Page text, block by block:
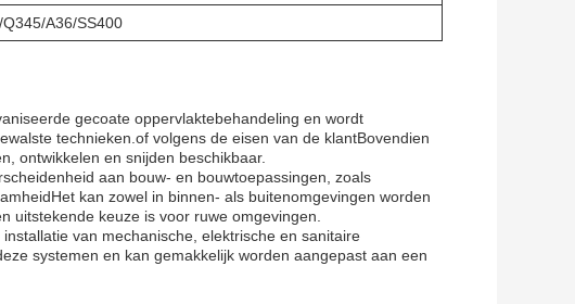
A36/SS400
gecoate oppervlaktebehandeling en wordt
technieken.of volgens de eisen van de klantBovendien
ontwikkelen en snijden beschikbaar.
aan bouw- en bouwtoepassingen, zoals
kan zowel in binnen- als buitenomgevingen worden
uitstekende keuze is voor ruwe omgevingen.
van mechanische, elektrische en sanitaire
systemen en kan gemakkelijk worden aangepast aan een